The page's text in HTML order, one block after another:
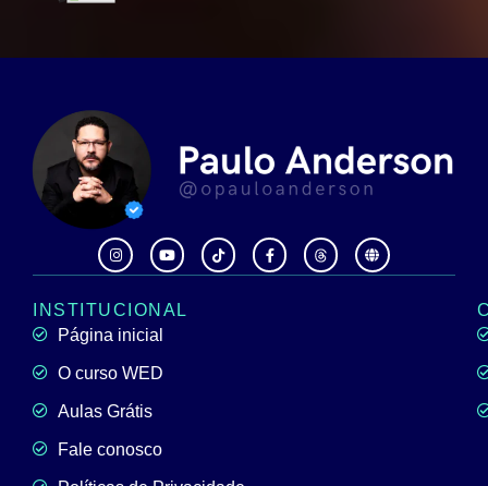
INSTITUCIONAL
Página inicial
O curso WED
Aulas Grátis
Fale conosco